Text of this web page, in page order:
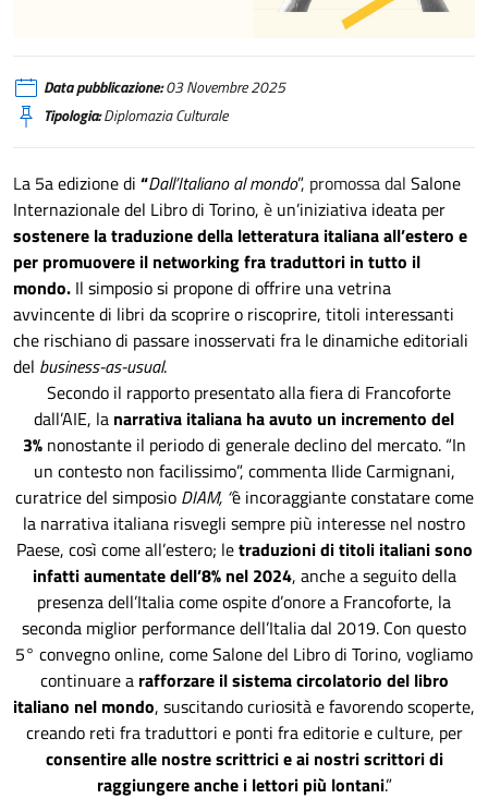
Data pubblicazione:03 Novembre 2025
Tipologia:Diplomazia Culturale
La 5a edizione di “Dall’Italiano al mondo”, promossa dal Salone
Internazionale del Libro di Torino, è un’iniziativa ideata per
sostenere la traduzione della letteratura italiana all’estero e
per promuovere il networking fra traduttori in tutto il
mondo. Il simposio si propone di offrire una vetrina
avvincente di libri da scoprire o riscoprire, titoli interessanti
che rischiano di passare inosservati fra le dinamiche editoriali
del business-as-usual.
Secondo il rapporto presentato alla fiera di Francoforte
dall’AIE, la narrativa italiana ha avuto un incremento del
3%nonostante il periodo di generale declino del mercato. “In
un contesto non facilissimo”, commenta Ilide Carmignani,
curatrice del simposio DIAM, “è incoraggiante constatare come
la narrativa italiana risvegli sempre più interesse nel nostro
Paese, così come all’estero; letraduzioni di titoli italiani sono
infatti aumentate dell’8% nel 2024, anche a seguito della
presenza dell’Italia come ospite d’onore a Francoforte, la
seconda miglior performance dell’Italia dal 2019. Con questo
5° convegno online, come Salone del Libro di Torino, vogliamo
continuare a rafforzare il sistema circolatorio del libro
italiano nel mondo, suscitando curiosità e favorendo scoperte,
creando reti fra traduttori e ponti fra editorie e culture, per
consentire alle nostre scrittrici e ai nostri scrittori di
raggiungere anche i lettori più lontani.”